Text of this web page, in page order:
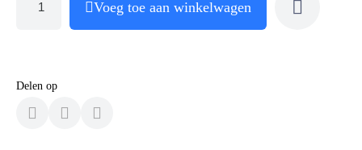
Voeg toe aan winkelwagen
Delen op